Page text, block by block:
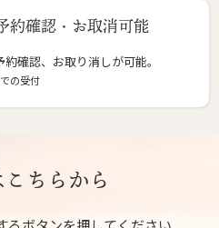
約確認・お取消可能
確認、お取り消しが可能。
の受付
ちらから